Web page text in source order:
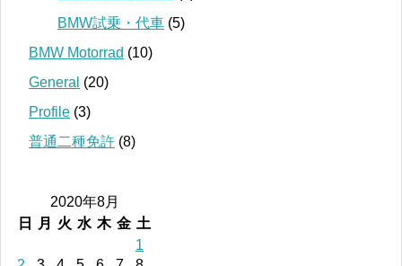
BMW試乗・代車 (5)
BMW Motorrad (10)
General (20)
Profile (3)
普通二種免許 (8)
2020年8月
日
月 火 水 木 金 土
1